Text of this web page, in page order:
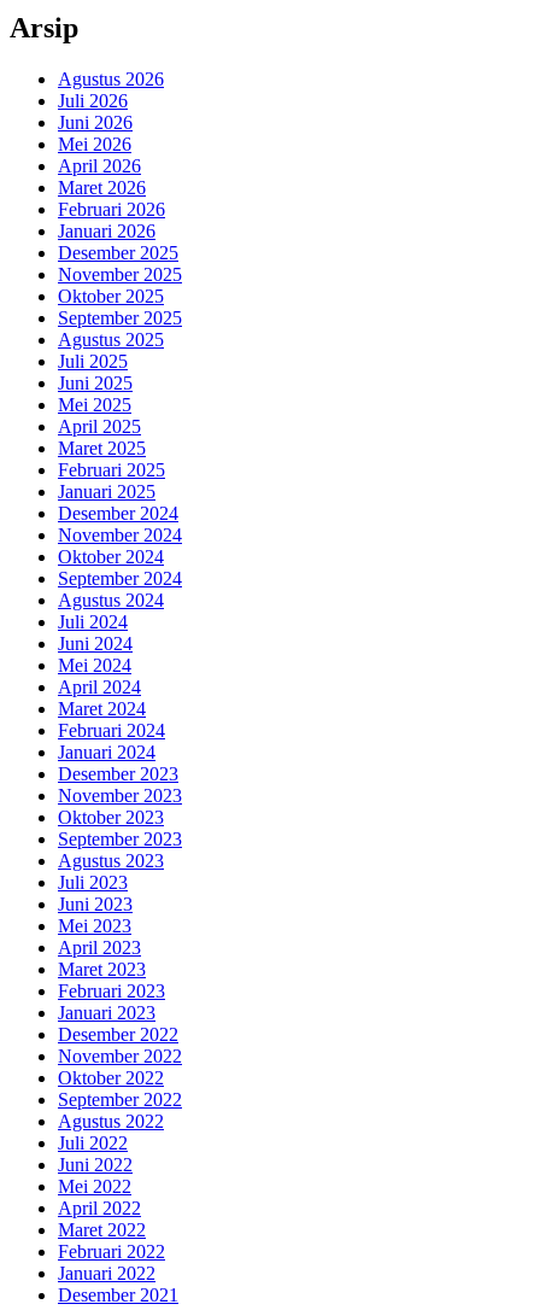
Arsip
Agustus 2026
Juli 2026
Juni 2026
Mei 2026
April 2026
Maret 2026
Februari 2026
Januari 2026
Desember 2025
November 2025
Oktober 2025
September 2025
Agustus 2025
Juli 2025
Juni 2025
Mei 2025
April 2025
Maret 2025
Februari 2025
Januari 2025
Desember 2024
November 2024
Oktober 2024
September 2024
Agustus 2024
Juli 2024
Juni 2024
Mei 2024
April 2024
Maret 2024
Februari 2024
Januari 2024
Desember 2023
November 2023
Oktober 2023
September 2023
Agustus 2023
Juli 2023
Juni 2023
Mei 2023
April 2023
Maret 2023
Februari 2023
Januari 2023
Desember 2022
November 2022
Oktober 2022
September 2022
Agustus 2022
Juli 2022
Juni 2022
Mei 2022
April 2022
Maret 2022
Februari 2022
Januari 2022
Desember 2021